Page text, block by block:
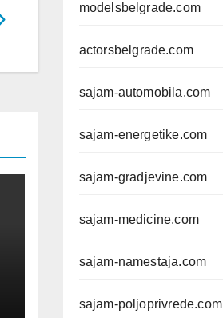
modelsbelgrade.com
actorsbelgrade.com
sajam-automobila.com
sajam-energetike.com
sajam-gradjevine.com
sajam-medicine.com
sajam-namestaja.com
sajam-poljoprivrede.com